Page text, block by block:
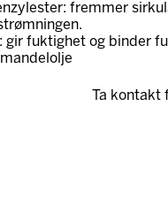
fremmer
gir fuktighet og binder
Ta